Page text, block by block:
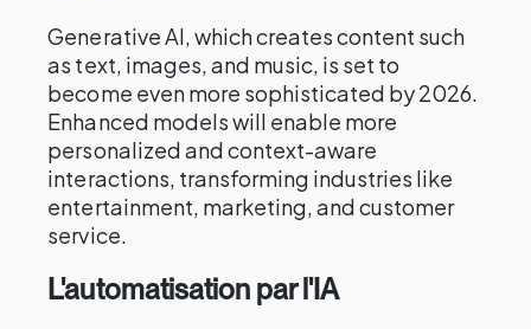
Generative AI, which creates content such
as text, images, and music, is set to
become even more sophisticated by 2026.
Enhanced models will enable more
personalized and context-aware
interactions, transforming industries like
entertainment, marketing, and customer
service.
L'automatisation par l'IA